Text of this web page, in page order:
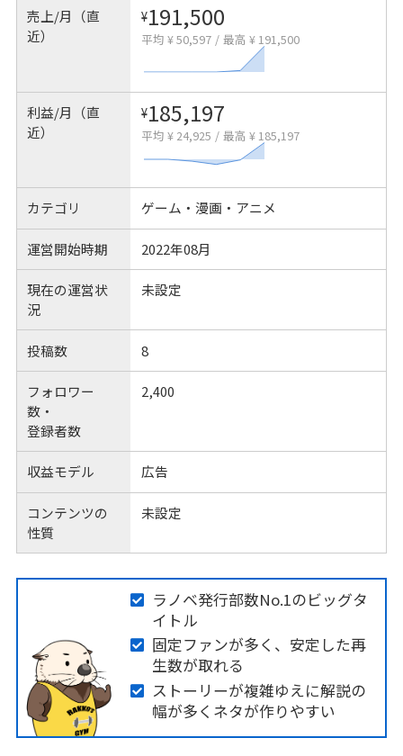
売上/月（直
近）
¥191,500
平均 ¥ 50,597 / 最高 ¥ 191,500
利益/月（直
近）
¥185,197
平均 ¥ 24,925 / 最高 ¥ 185,197
カテゴリ ゲーム・漫画・アニメ
運営開始時期 2022年08月
現在の運営状
況
未設定
投稿数 8
フォロワー
数・
登録者数
2,400
収益モデル 広告
コンテンツの
性質
未設定
ラノベ発行部数No.1のビッグタ
イトル
固定ファンが多く、安定した再
生数が取れる
ストーリーが複雑ゆえに解説の
幅が多くネタが作りやすい